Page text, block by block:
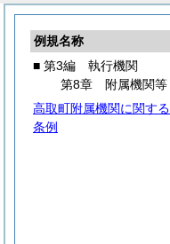
例規名称
■ 第3編 執行機関
第8章 附属機関等
高取町附属機関に関する
条例